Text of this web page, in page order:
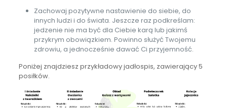
Zachowaj pozytywne nastawienie do siebie, do
innych ludzi i do świata. Jeszcze raz podkreślam:
jedzenie nie ma być dla Ciebie karą lub jakimś
przykrym obowiązkiem. Powinno służyć Twojemu
zdrowiu, a jednocześnie dawać Ci przyjemność.
Poniżej znajdziesz przykładowy jadłospis, zawierający 5
posiłków.